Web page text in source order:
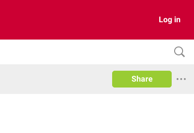
Log in
Share